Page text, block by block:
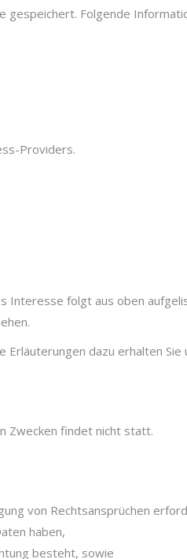
Folgende
Providers.
Interesse folgt aus oben
dazu erhalten
Zwecken findet nicht statt.
von Rechtsansprüchen
haben,
besteht, sowie